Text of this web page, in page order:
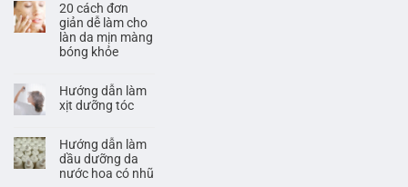
20 cách đơn
giản dễ làm cho
làn da mịn màng
bóng khỏe
Hướng dẫn làm
xịt dưỡng tóc
Hướng dẫn làm
dầu dưỡng da
nước hoa có nhũ